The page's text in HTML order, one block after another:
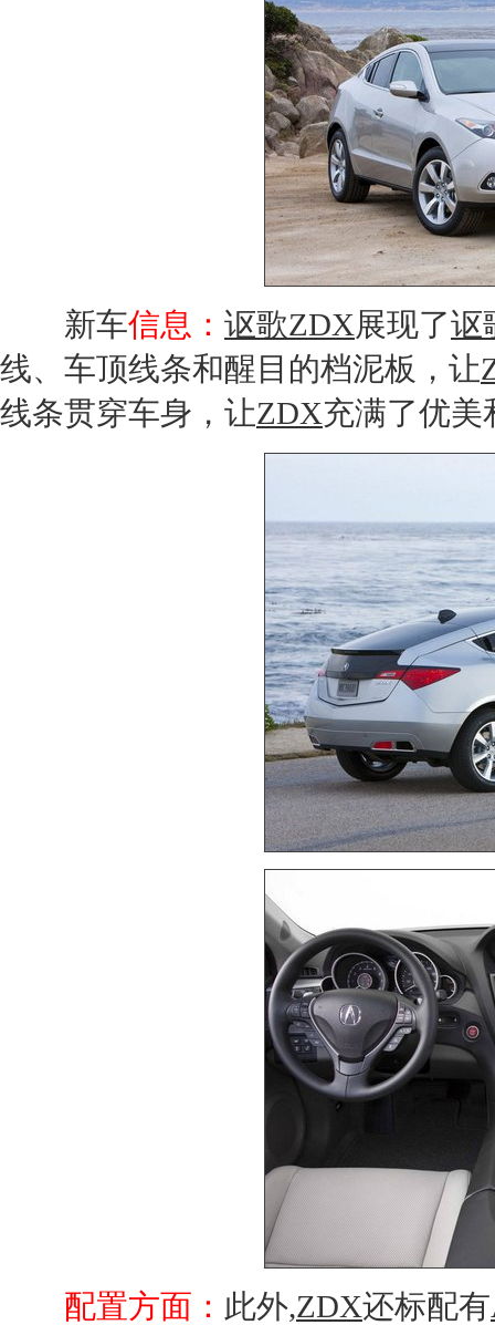
新车信息： 讴歌ZDX展现了讴
线、车顶线条和醒目的档泥板，让
线条贯穿车身，让ZDX充满了优美
配置方面： 此外,ZDX还标配有